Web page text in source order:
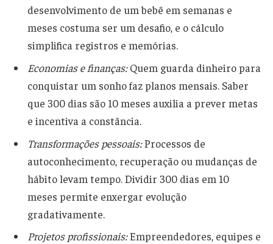
desenvolvimento de um bebê em semanas e
meses costuma ser um desafio, e o cálculo
simplifica registros e memórias.
Economias e finanças:Quem guarda dinheiro para
conquistar um sonho faz planos mensais. Saber
que 300 dias são 10 meses auxilia a prever metas
e incentiva a constância.
Transformações pessoais:Processos de
autoconhecimento, recuperação ou mudanças de
hábito levam tempo. Dividir 300 dias em 10
meses permite enxergar evolução
gradativamente.
Projetos profissionais:Empreendedores, equipes e